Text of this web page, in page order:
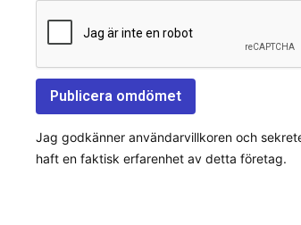
Jag godkänner användarvillkoren och
haft en faktisk erfarenhet av detta företag.